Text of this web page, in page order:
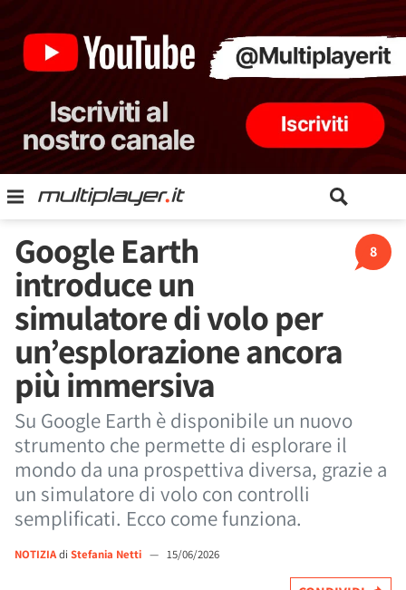
8
Google Earth
introduce un
simulatore di volo per
un’esplorazione ancora
più immersiva
Su Google Earth è disponibile un nuovo
strumento che permette di esplorare il
mondo da una prospettiva diversa, grazie a
un simulatore di volo con controlli
semplificati. Ecco come funziona.
NOTIZIAdi Stefania Netti — 15/06/2026